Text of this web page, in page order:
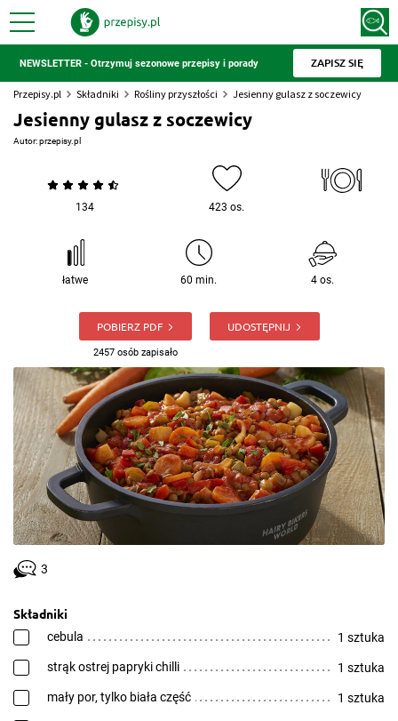
NEWSLETTER - Otrzymuj sezonowe przepisy i porady ZAPISZ SIĘ
Przepisy.pl Składniki Rośliny przyszłości Jesienny gulasz z soczewicy
Jesienny gulasz z soczewicy
Autor:przepisy.pl
134 423 os.
łatwe 60 min. 4 os.
POBIERZ PDF
2457 osób zapisało
UDOSTĘPNIJ
3
Składniki
cebula 1 sztuka
strąk ostrej papryki chilli 1 sztuka
mały por, tylko biała część 1 sztuka